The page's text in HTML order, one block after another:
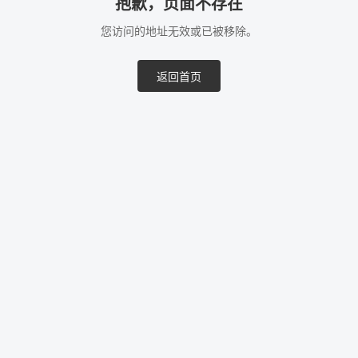
抱歉，页面不存在
您访问的地址无效或已被移除。
返回首页